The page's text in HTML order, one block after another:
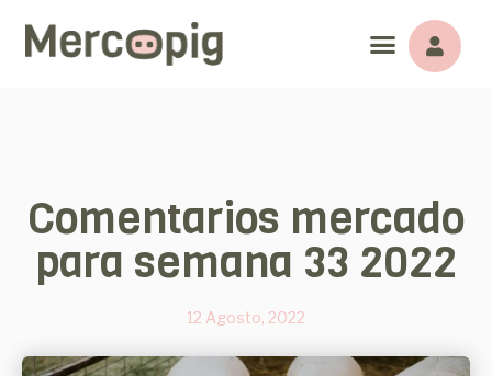
Comentarios mercado
para semana 33 2022
12 Agosto, 2022